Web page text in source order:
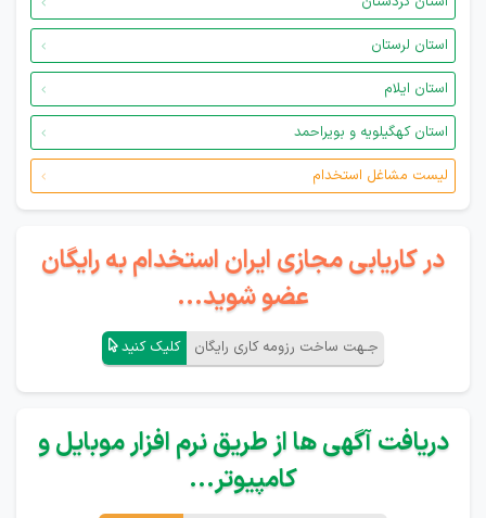
استان لرستان
استان ایلام
استان کهگیلویه و بویراحمد
لیست مشاغل استخدام
در کاریابی مجازی ایران استخدام به رایگان
عضو شوید...
جـهت ساخت رزومه کاری رایگان کلیک کنید
دریافت آگهی ها از طریق نرم افزار موبایل و
کامپیوتر...